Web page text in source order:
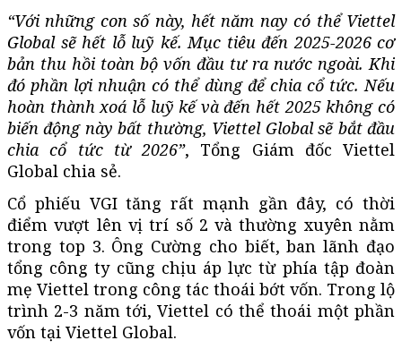
“Với những con số này, hết năm nay có thể Viettel
Global sẽ hết lỗ luỹ kế. Mục tiêu đến 2025-2026 cơ
bản thu hồi toàn bộ vốn đầu tư ra nước ngoài. Khi
đó phần lợi nhuận có thể dùng để chia cổ tức. Nếu
hoàn thành xoá lỗ luỹ kế và đến hết 2025 không có
biến động này bất thường, Viettel Global sẽ bắt đầu
chia cổ tức từ 2026”, Tổng Giám đốc Viettel
Global chia sẻ.
Cổ phiếu VGI tăng rất mạnh gần đây, có thời
điểm vượt lên vị trí số 2 và thường xuyên nằm
trong top 3. Ông Cường cho biết, ban lãnh đạo
tổng công ty cũng chịu áp lực từ phía tập đoàn
mẹ Viettel trong công tác thoái bớt vốn. Trong lộ
trình 2-3 năm tới, Viettel có thể thoái một phần
vốn tại Viettel Global.